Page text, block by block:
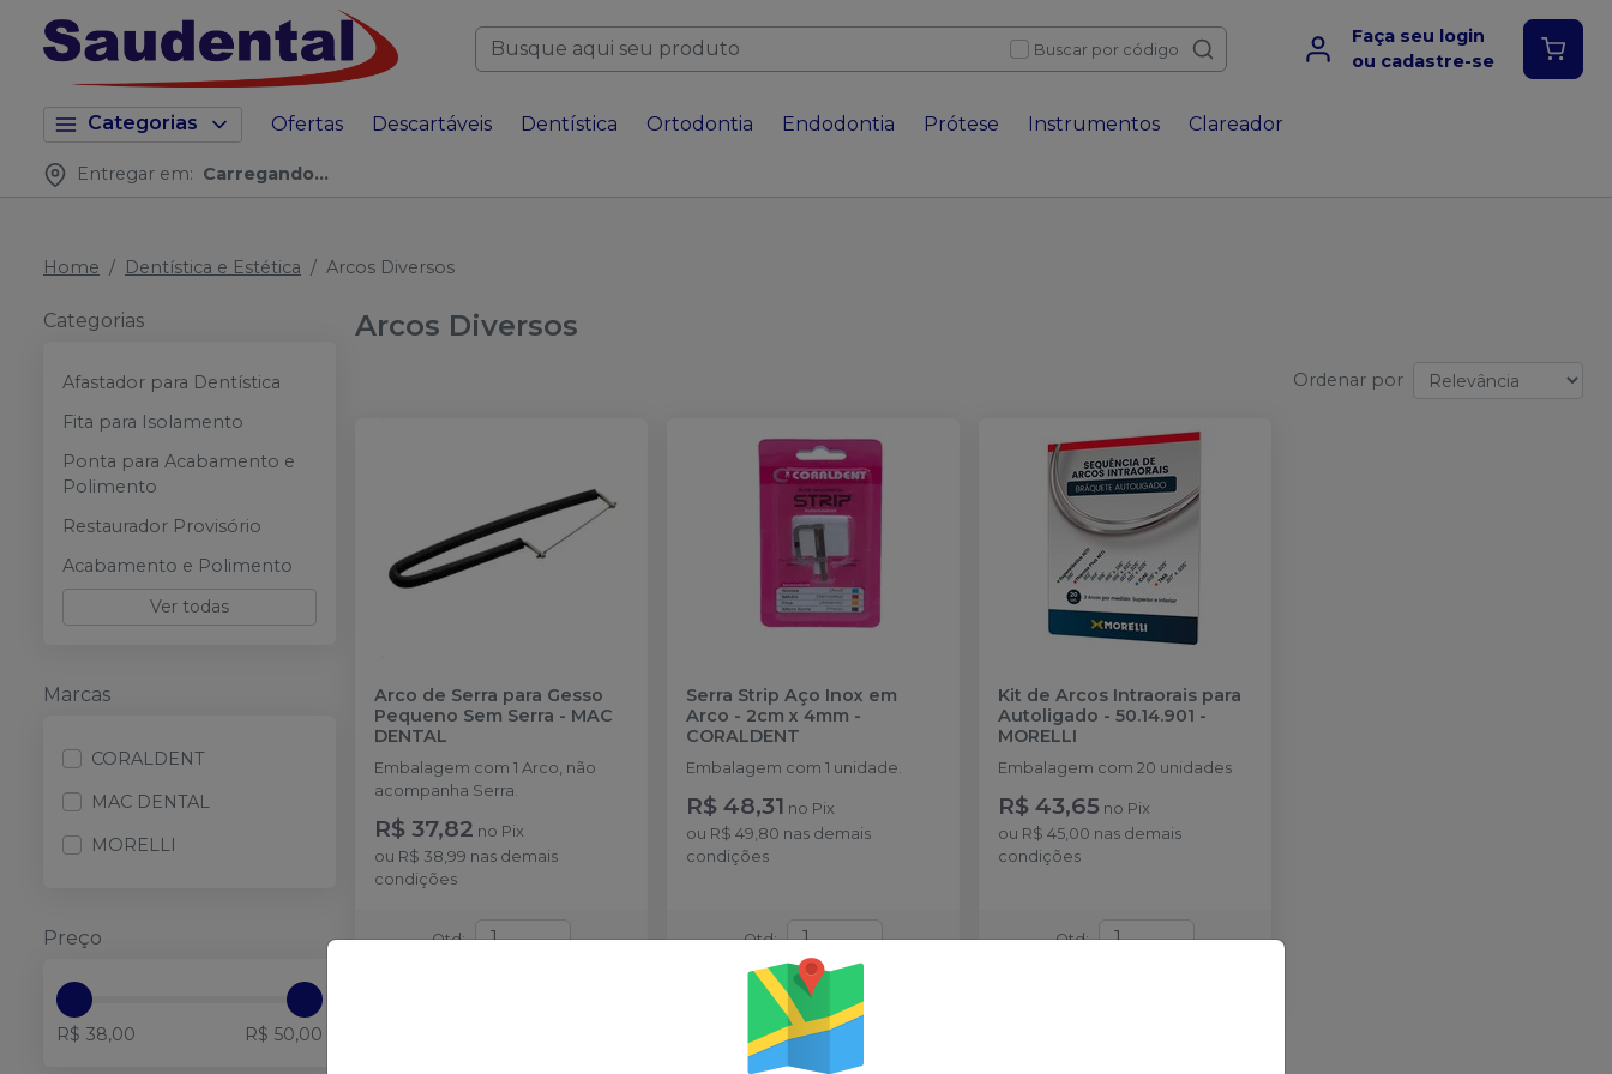
Buscar por código
Faça seu login
ou cadastre-se
Categorias Ofertas Descartáveis Dentística Ortodontia Endodontia Prótese Instrumentos Clareador
Entregar em: Carregando...
Home Dentística e Estética Arcos Diversos
Categorias
Afastador para Dentística
Fita para Isolamento
Ponta para Acabamento e
Polimento
Restaurador Provisório
Acabamento e Polimento
Ver todas
Marcas
CORALDENT
MAC DENTAL
MORELLI
Preço
R$ 38,00 R$ 50,00
Arcos Diversos
Ordenar por
Arco de Serra para Gesso
Pequeno Sem Serra - MAC
DENTAL
Embalagem com 1 Arco, não
acompanha Serra.
R$ 37,82 no Pix
ou R$ 38,99 nas demais
condições
Qtd:
Serra Strip Aço Inox em
Arco - 2cm x 4mm -
CORALDENT
Embalagem com 1 unidade.
R$ 48,31 no Pix
ou R$ 49,80 nas demais
condições
Qtd:
Adicionar ao carrinho
Kit de Arcos Intraorais para
Autoligado - 50.14.901 -
MORELLI
Embalagem com 20 unidades
R$ 43,65 no Pix
ou R$ 45,00 nas demais
condições
Qtd: